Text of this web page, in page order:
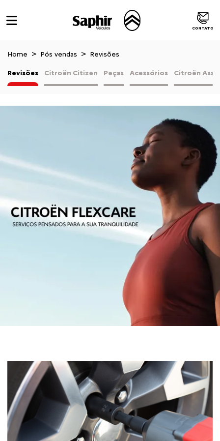
CONTATO
Home Pós vendas Revisões
Citroën Citizen
Revisões Peças Acessórios Citroën